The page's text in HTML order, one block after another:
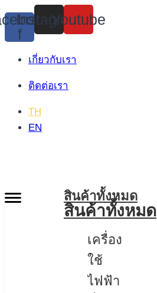
Skip
to
content
f
Instagram
Youtube
เกี่ยวกับเรา
ติดต่อเรา
TH
EN
สินค้าทั้งหมด
สินค้าทั้งหมด
เครื่อง
ใช้
ไฟฟ้า